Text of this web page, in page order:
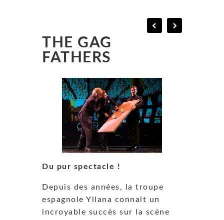
THE GAG
FATHERS
Du pur spectacle !
Depuis des années, la troupe
espagnole Yllana connaît un
incroyable succès sur la scène